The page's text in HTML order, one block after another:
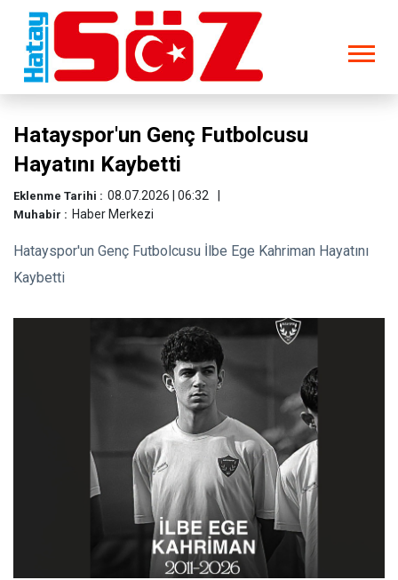
Hatayspor'un Genç Futbolcusu
Hayatını Kaybetti
Eklenme Tarihi : 08.07.2026 | 06:32
Muhabir : Haber Merkezi
Hatayspor'un Genç Futbolcusu İlbe Ege Kahriman Hayatını
Kaybetti